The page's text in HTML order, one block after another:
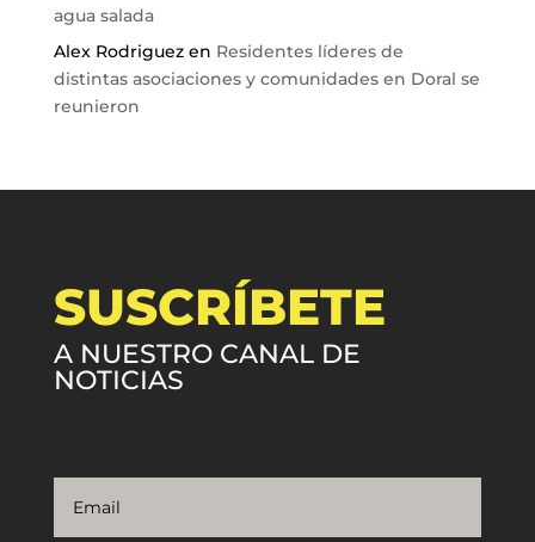
agua salada
Alex Rodriguezen Residentes líderes de
distintas asociaciones y comunidades en Doral se
reunieron
SUSCRÍBETE
A NUESTRO CANAL DE
NOTICIAS